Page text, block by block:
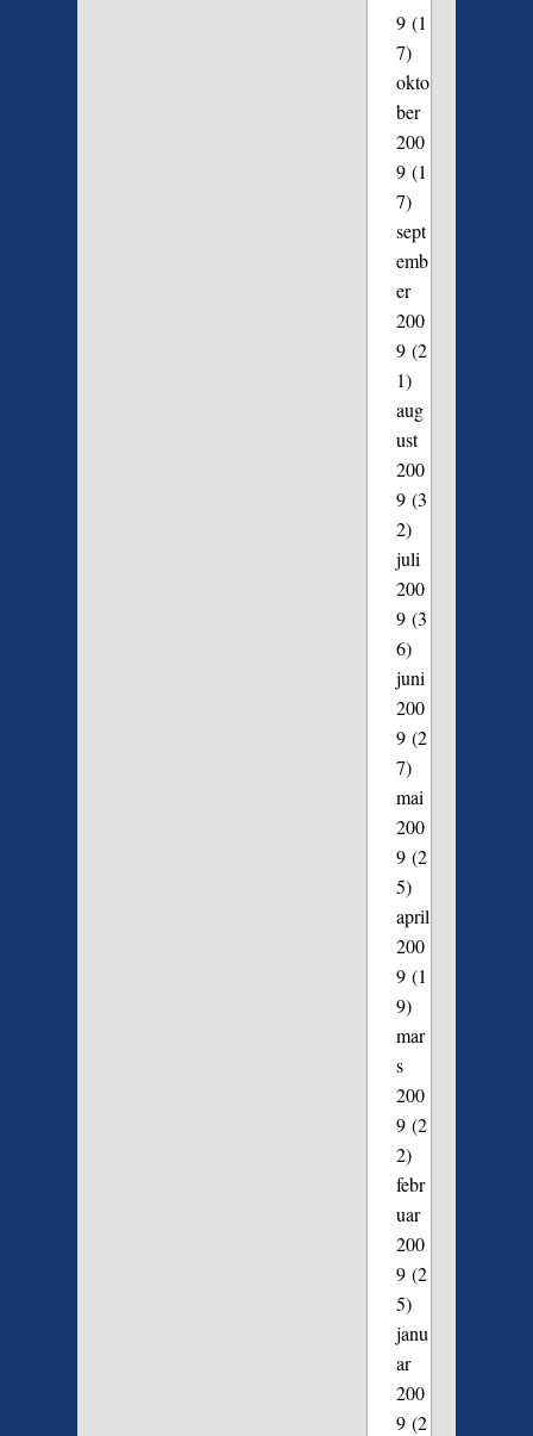
9(1
7)
okto
ber
200
9(1
7)
sept
emb
er
200
9(2
1)
aug
ust
200
9(3
2)
juli
200
9(3
6)
juni
200
9(2
7)
mai
200
9(2
5)
april
200
9(1
9)
mar
s
200
9(2
2)
febr
uar
200
9(2
5)
janu
ar
200
9(2